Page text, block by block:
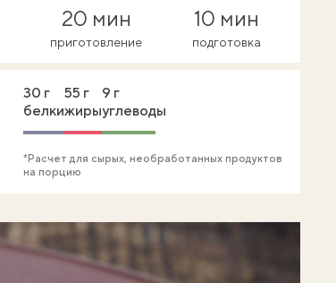
20 мин
приготовление
10 мин
подготовка
30 г
белки
55 г
жиры
9 г
углеводы
*Расчет для сырых, необработанных продуктов
на порцию